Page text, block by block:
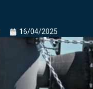
16/04/2025